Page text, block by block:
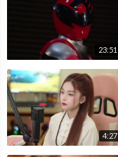
23:51
4:27